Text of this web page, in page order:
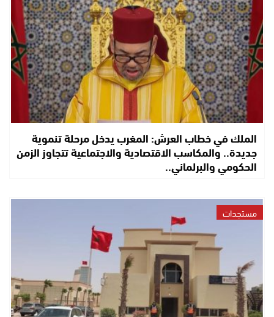
الملك في خطاب العرش: المغرب يدخل مرحلة تنموية
جديدة.. والمكاسب الاقتصادية والاجتماعية تتجاوز الزمن
الحكومي والبرلماني..
مستجدات